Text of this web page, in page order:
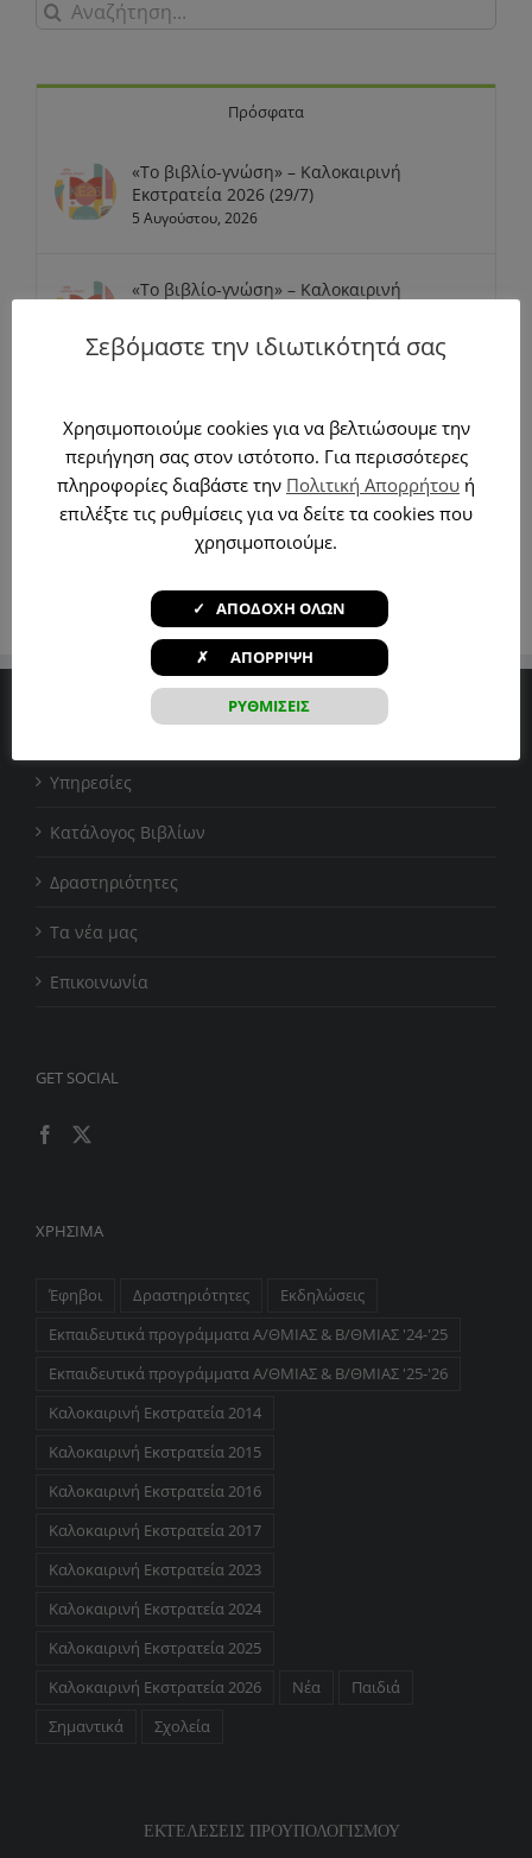
Αναζήτηση
Πρόσφατα
«Το βιβλίο-γνώση» – Καλοκαιρινή
Εκστρατεία 2026 (29/7)
5 Αυγούστου, 2026
«Το βιβλίο-γνώση» – Καλοκαιρινή
26 Ιουλίου, 2026
βιβλία)» – Καλοκαιρινή Εκστρατεία 2026
25 Ιουλίου, 2026
ΠΡΟΓΡΑΜΜΑ ΕΚΔΗΛΩΣΕΩΝ 27-31 IOYΛIOY
– Καλοκαιρινή Εκστρατεία 2026
Υπηρεσίες
Κατάλογος Βιβλίων
Δραστηριότητες
Τα νέα μας
Επικοινωνία
GET SOCIAL
ΧΡΉΣΙΜΑ
Έφηβοι Δραστηριότητες
Εκδηλώσεις
Εκπαιδευτικά προγράμματα Α/ΘΜΙΑΣ & Β/ΘΜΙΑΣ '24-'25
Εκπαιδευτικά προγράμματα Α/ΘΜΙΑΣ & Β/ΘΜΙΑΣ '25-'26
Καλοκαιρινή Εκστρατεία 2014
Καλοκαιρινή Εκστρατεία 2015
Καλοκαιρινή Εκστρατεία 2016
Καλοκαιρινή Εκστρατεία 2017
Καλοκαιρινή Εκστρατεία 2023
Καλοκαιρινή Εκστρατεία 2024
Καλοκαιρινή Εκστρατεία 2025
Καλοκαιρινή Εκστρατεία 2026
Νέα
Παιδιά
Σημαντικά
Σχολεία
ΕΚΤΕΛΕΣΕΙΣ ΠΡΟΥΠΟΛΟΓΙΣΜΟΥ
Σεβόμαστε την ιδιωτικότητά σας
Χρησιμοποιούμε cookies για να βελτιώσουμε την
περιήγηση σας στον ιστότοπο. Για περισσότερες
πληροφορίες διαβάστε την Πολιτική Απορρήτου ή
επιλέξτε τις ρυθμίσεις για να δείτε τα cookies που
χρησιμοποιούμε.
ΡΥΘΜΙΣΕΙΣ
✓ ΑΠΟΔΟΧΗ ΟΛΩΝ
✗ ΑΠΟΡΡΙΨΗ